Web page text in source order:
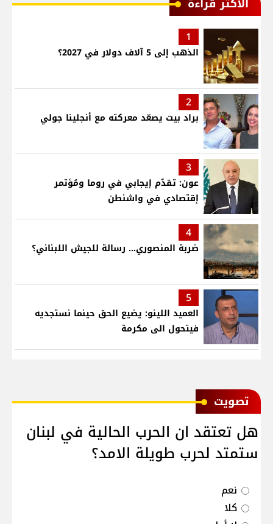
1
الذهب إلى 5 آلاف دولار في 2027؟
2
براد بيت يصعّد معركته مع أنجلينا جولي
3
عون: تقدّم إيجابي في روما ومُؤتمر
إقتصادي في واشنطن
4
ضربة المنصوري... رسالة للجيش اللبناني؟
5
العميد اللينو: يضيع الحق حينما نستجديه
فيتحول الى مكرمة
ﺗﺼﻮﻳﺖ
هل تعتقد ان الحرب الحالية في لبنان
ستمتد لحرب طويلة الامد؟
نعم
كلا